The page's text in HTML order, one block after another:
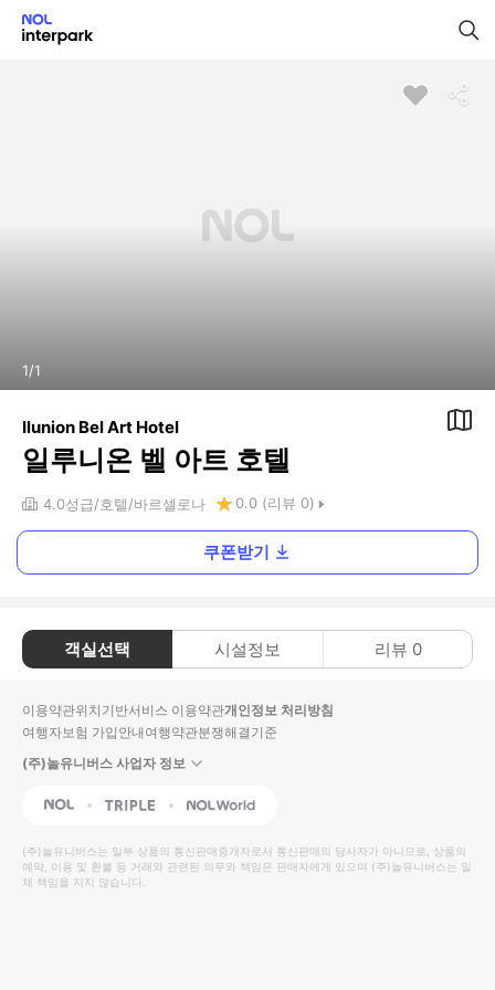
1/1
Ilunion Bel Art Hotel
일루니온 벨 아트 호텔
4.0성급 호텔 바르셀로나 0.0 (리뷰 0)
쿠폰받기
객실선택 시설정보 리뷰 0
이용약관위치기반서비스 이용약관개인정보 처리방침
여행자보험 가입안내여행약관분쟁해결기준
(주)놀유니버스 사업자 정보
NOL Triple Interpark Global
(주)놀유니버스는 일부 상품의 통신판매중개자로서 통신판매의 당사자가 아니므로, 상품의
예약, 이용 및 환불 등 거래와 관련된 의무와 책임은 판매자에게 있으며 (주)놀유니버스는 일
체 책임을 지지 않습니다.